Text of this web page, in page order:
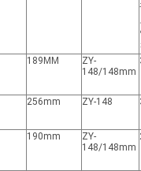
189MM
ZY-
148/148mm
256mm ZY-148
190mm
ZY-
148/148mm